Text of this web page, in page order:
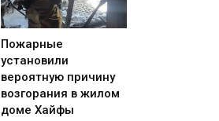
Пожарные
установили
вероятную причину
возгорания в жилом
доме Хайфы